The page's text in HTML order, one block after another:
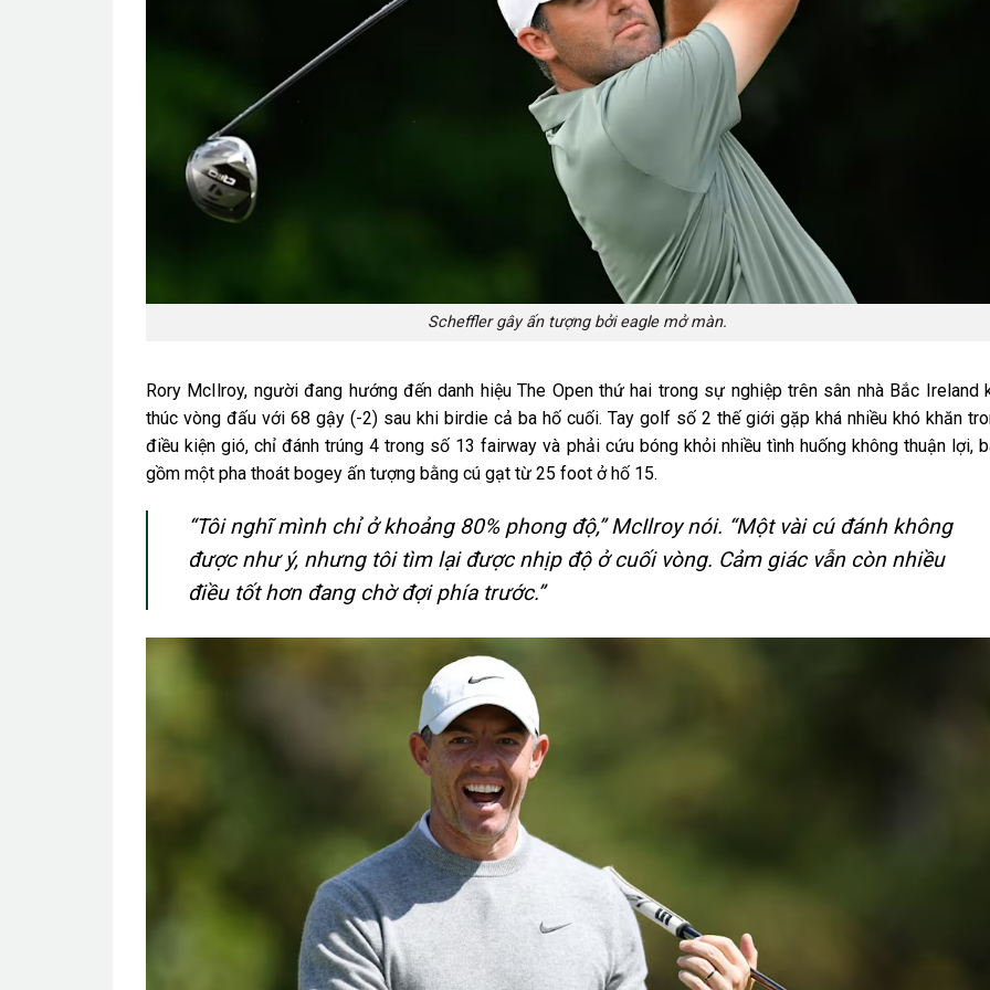
Scheffler gây ấn tượng bởi eagle mở màn.
Rory McIlroy, người đang hướng đến danh hiệu The Open thứ hai trong sự nghiệp trên sân nhà Bắc Ireland
thúc vòng đấu với 68 gậy (-2) sau khi birdie cả ba hố cuối. Tay golf số 2 thế giới gặp khá nhiều khó khăn
điều kiện gió, chỉ đánh trúng 4 trong số 13 fairway và phải cứu bóng khỏi nhiều tình huống không thuận lợi,
gồm một pha thoát bogey ấn tượng bằng cú gạt từ 25 foot ở hố 15.
“Tôi nghĩ mình chỉ ở khoảng 80% phong độ,” McIlroy nói. “Một vài cú đánh không
được như ý, nhưng tôi tìm lại được nhịp độ ở cuối vòng. Cảm giác vẫn còn nhiều
điều tốt hơn đang chờ đợi phía trước.”